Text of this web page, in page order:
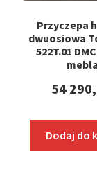
Przyczepa
dwuosiowa
522T.01
54
Dodaj do